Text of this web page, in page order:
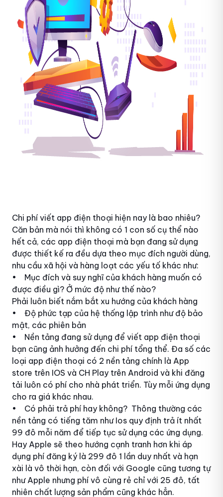
Chi phí viết app điện thoại hiện nay là bao nhiêu?
Căn bản mà nói thì không có 1 con số cụ thể nào
hết cả, các app điện thoại mà bạn đang sử dụng
được thiết kế ra đều dựa theo mục đích người dùng,
nhu cầu xã hội và hàng loạt các yếu tố khác như:
• Mục đích và suy nghĩ của khách hàng muốn có
được điều gì? Ở mức độ như thế nào?
Phải luôn biết nắm bắt xu hướng của khách hàng
• Độ phức tạp của hệ thống lập trình như độ bảo
mật, các phiên bản
• Nền tảng đang sử dụng để viết app điện thoại
bạn cũng ảnh hưởng đến chi phí tổng thể. Đa số các
loại app điện thoại có 2 nền tảng chính là App
store trên IOS và CH Play trên Android và khi đăng
tải luôn có phí cho nhà phát triển. Tùy mỗi ứng dụng
cho ra giá khác nhau.
• Có phải trả phí hay không? Thông thường các
nền tảng có tiếng tăm như Ios quy định trả ít nhất
99 đô mỗi năm để tiếp tục sử dụng các ứng dụng.
Hay Apple sẽ theo hướng cạnh tranh hơn khi áp
dụng phí đăng ký là 299 đô 1 lần duy nhất và hạn
xài là vô thời hạn, còn đối với Google cũng tương tự
như Apple nhưng phí vô cùng rẻ chỉ với 25 đô, tất
nhiên chất lượng sản phẩm cũng khác hẳn.